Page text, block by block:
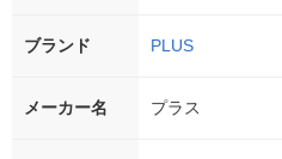
ブランド PLUS
メーカー名 プラス